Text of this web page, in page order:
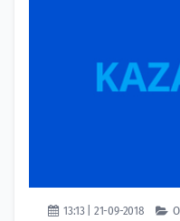
13:13 | 21-09-2018